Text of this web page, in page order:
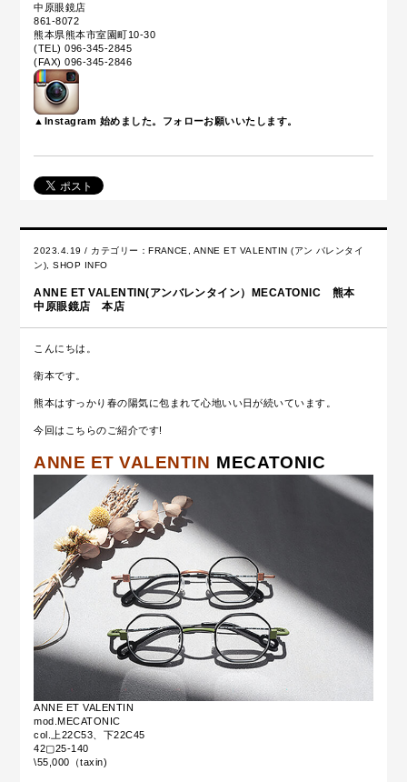
中原眼鏡店
861-8072
熊本県熊本市室園町10-30
(TEL) 096-345-2845
(FAX) 096-345-2846
▲Instagram 始めました。フォローお願いいたします。
2023.4.19 / カテゴリー：FRANCE
ANNE ET VALENTIN (アン バレンタイ
ン) ,SHOP INFO
ANNE ET VALENTIN(アンバレンタイン）MECATONIC 熊本
中原眼鏡店 本店
こんにちは。
衛本です。
熊本はすっかり春の陽気に包まれて心地いい日が続いています。
今回はこちらのご紹介です!
ANNE ET VALENTIN MECATONIC
ANNE ET VALENTIN
mod.MECATONIC
col.上22C53、下22C45
42▢25-140
\55,000（taxin)